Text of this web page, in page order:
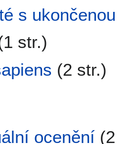
s ukončenou
str.)
(2 str.)
ocenění (2